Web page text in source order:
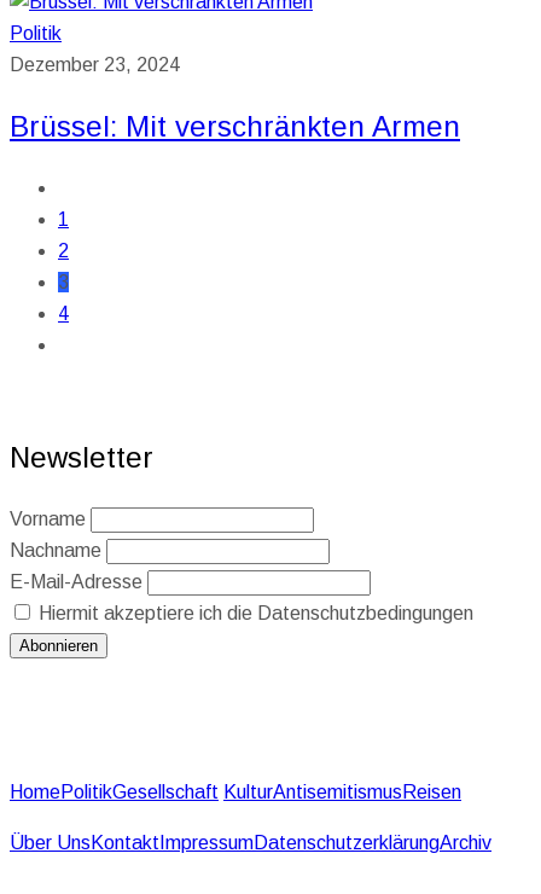
Politik
Dezember 23, 2024
Brüssel: Mit verschränkten Armen
1
2
3
4
Newsletter
Vorname
Nachname
E-Mail-Adresse
Hiermit akzeptiere ich die Datenschutzbedingungen
HomePolitikGesellschaft KulturAntisemitismus Reisen
Über Uns Kontakt ImpressumDatenschutzerklärungArchiv